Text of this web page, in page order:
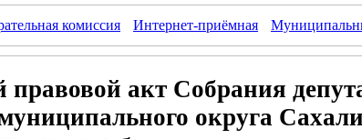
комиссия Интернет-приёмная
акт Собрания
округа